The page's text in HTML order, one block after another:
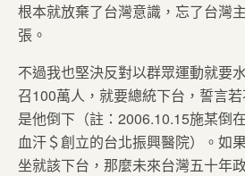
根本就放棄了台灣意識，忘了台灣
張。
不過我也堅決反對以群眾運動就要
召100萬人，就要總統下台，誓言
是他倒下（註：2006.10.15施某倒
血汗＄創立的台北振興醫院）。如
坐就該下台，那麼未來台灣五十年